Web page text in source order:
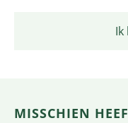
Ik
MISSCHIEN